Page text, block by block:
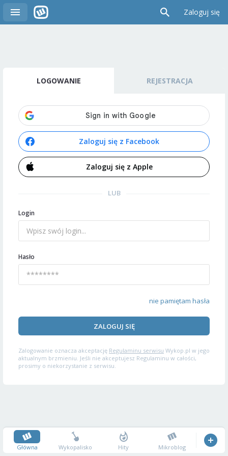
Zaloguj się
LOGOWANIE REJESTRACJA
Zaloguj się z Facebook
Zaloguj się z Apple
LUB
Login
Hasło
nie pamiętam hasła
ZALOGUJ SIĘ
Zalogowanie oznacza akceptację Regulaminu serwisu Wykop.pl w jego
aktualnym brzmieniu. Jeśli nie akceptujesz Regulaminu w całości,
prosimy o niekorzystanie z serwisu.
Główna Wykopalisko Hity Mikroblog